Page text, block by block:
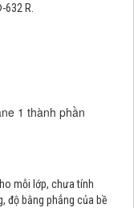
R.
1 thành phần
mỗi lớp, chưa tính
độ bằng phẳng của bề